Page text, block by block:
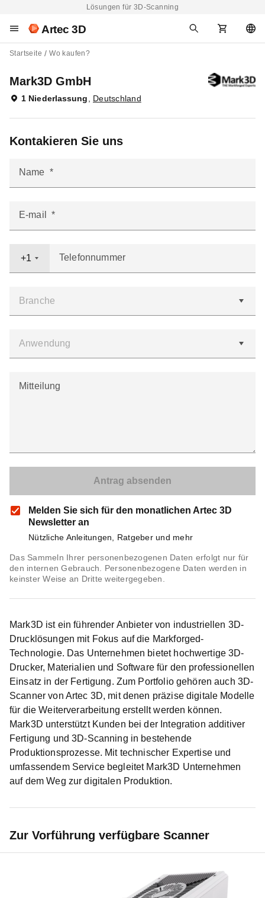
Lösungen für 3D-Scanning
Artec 3D
Startseite Wo kaufen?
Mark3D GmbH
1 Niederlassung Deutschland
Kontakieren Sie uns
Name
E-mail
Telefonnummer
+1
Mitteilung
Melden Sie sich für den monatlichen Artec 3D
Newsletter an
Nützliche Anleitungen, Ratgeber und mehr
Das Sammeln Ihrer personenbezogenen Daten erfolgt nur für
den internen Gebrauch. Personenbezogene Daten werden in
keinster Weise an Dritte weitergegeben.
Mark3D ist ein führender Anbieter von industriellen 3D-
Drucklösungen mit Fokus auf die Markforged-
Technologie. Das Unternehmen bietet hochwertige 3D-
Drucker, Materialien und Software für den professionellen
Einsatz in der Fertigung. Zum Portfolio gehören auch 3D-
Scanner von Artec 3D, mit denen präzise digitale Modelle
für die Weiterverarbeitung erstellt werden können.
Mark3D unterstützt Kunden bei der Integration additiver
Fertigung und 3D-Scanning in bestehende
Produktionsprozesse. Mit technischer Expertise und
umfassendem Service begleitet Mark3D Unternehmen
auf dem Weg zur digitalen Produktion.
Zur Vorführung verfügbare Scanner